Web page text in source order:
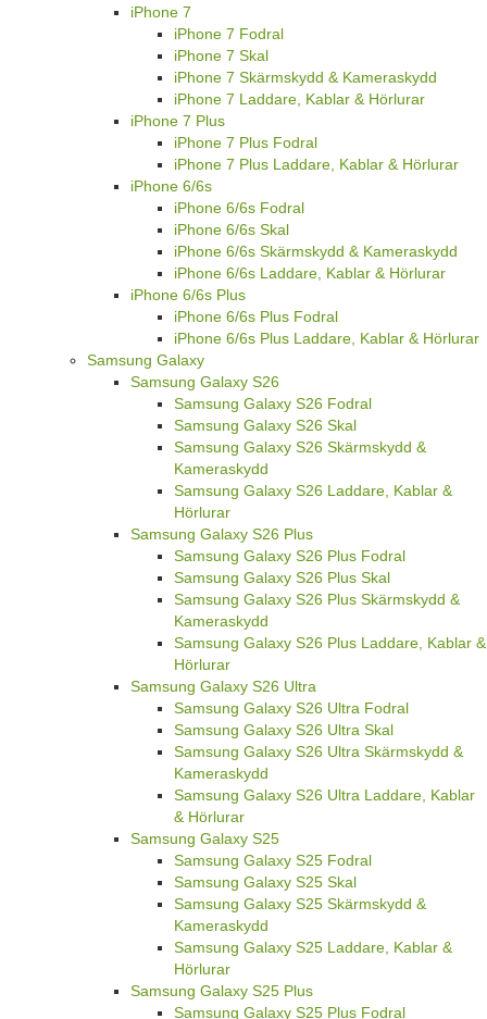
iPhone 7
iPhone 7 Fodral
iPhone 7 Skal
iPhone 7 Skärmskydd & Kameraskydd
iPhone 7 Laddare, Kablar & Hörlurar
iPhone 7 Plus
iPhone 7 Plus Fodral
iPhone 7 Plus Laddare, Kablar & Hörlurar
iPhone 6/6s
iPhone 6/6s Fodral
iPhone 6/6s Skal
iPhone 6/6s Skärmskydd & Kameraskydd
iPhone 6/6s Laddare, Kablar & Hörlurar
iPhone 6/6s Plus
iPhone 6/6s Plus Fodral
iPhone 6/6s Plus Laddare, Kablar & Hörlurar
Samsung Galaxy
Samsung Galaxy S26
Samsung Galaxy S26 Fodral
Samsung Galaxy S26 Skal
Samsung Galaxy S26 Skärmskydd &
Kameraskydd
Samsung Galaxy S26 Laddare, Kablar &
Hörlurar
Samsung Galaxy S26 Plus
Samsung Galaxy S26 Plus Fodral
Samsung Galaxy S26 Plus Skal
Samsung Galaxy S26 Plus Skärmskydd &
Kameraskydd
Samsung Galaxy S26 Plus Laddare, Kablar &
Hörlurar
Samsung Galaxy S26 Ultra
Samsung Galaxy S26 Ultra Fodral
Samsung Galaxy S26 Ultra Skal
Samsung Galaxy S26 Ultra Skärmskydd &
Kameraskydd
Samsung Galaxy S26 Ultra Laddare, Kablar
& Hörlurar
Samsung Galaxy S25
Samsung Galaxy S25 Fodral
Samsung Galaxy S25 Skal
Samsung Galaxy S25 Skärmskydd &
Kameraskydd
Samsung Galaxy S25 Laddare, Kablar &
Hörlurar
Samsung Galaxy S25 Plus
Samsung Galaxy S25 Plus Fodral